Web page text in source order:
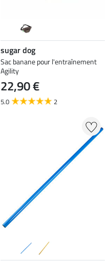
sugar dog
Sac banane pour l'entraînement
Agility
22,90 €
5.0 2